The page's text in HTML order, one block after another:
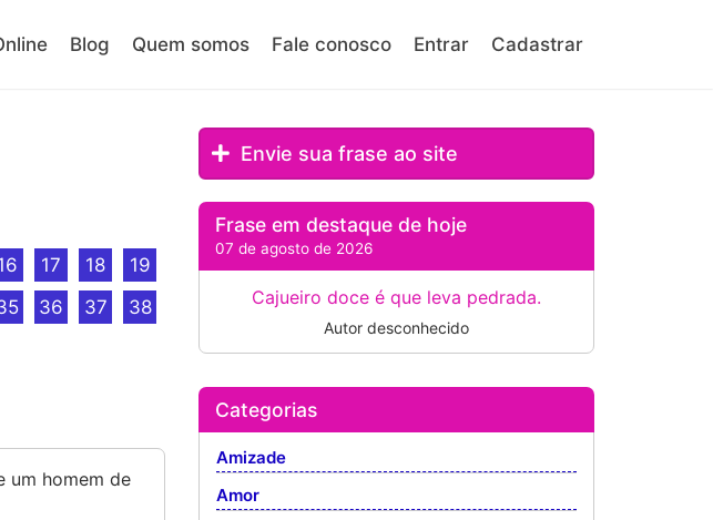
Blog Quem somos Fale conosco Entrar Cadastrar
17 18
19
36 37
38
um homem de
Envie sua frase ao site
Frase em destaque de hoje
07 de agosto de 2026
Cajueiro doce é que leva pedrada.
Autor desconhecido
Categorias
Amizade
Amor